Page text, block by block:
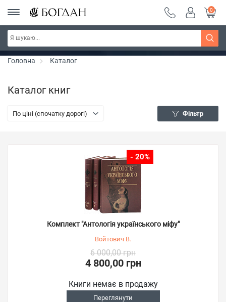
РОЗПРОДАЖ ~ 150 грн ~ 200 грн ~ 250 грн ~
300 грн ~ РОЗПРОДАЖ
Дізнатись більше
0
Головна Каталог
Каталог книг
По ціні (спочатку дорогі) Фільтр
- 20%
Комплект "Антологія українського міфу"
Войтович В.
6 000,00 грн
4 800,00 грн
Книги немає в продажу
Переглянути